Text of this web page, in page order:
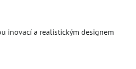
inovací a realistickým designem